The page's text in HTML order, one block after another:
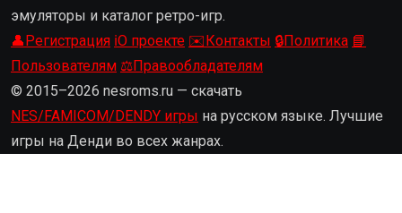
эмуляторы и каталог ретро-игр.
👤Регистрация ℹ️О проекте ✉️Контакты 🔒Политика 📘
Пользователям ⚖️Правообладателям
© 2015–2026 nesroms.ru — скачать
NES/FAMICOM/DENDY игры на русском языке. Лучшие
игры на Денди во всех жанрах.